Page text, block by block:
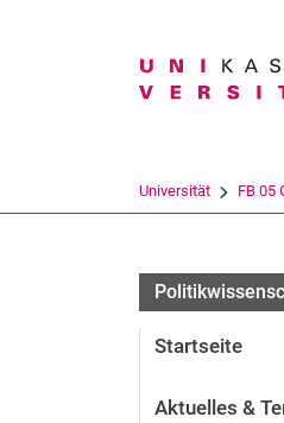
Universität FB 05
Startseite
Aktuelles &